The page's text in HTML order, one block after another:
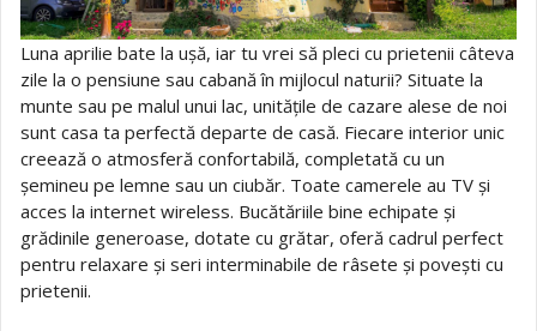
Luna aprilie bate la ușă, iar tu vrei să pleci cu prietenii câteva
zile la o pensiune sau cabană în mijlocul naturii? Situate la
munte sau pe malul unui lac, unitățile de cazare alese de noi
sunt casa ta perfectă departe de casă. Fiecare interior unic
creează o atmosferă confortabilă, completată cu un
șemineu pe lemne sau un ciubăr. Toate camerele au TV și
acces la internet wireless. Bucătăriile bine echipate și
grădinile generoase, dotate cu grătar, oferă cadrul perfect
pentru relaxare și seri interminabile de râsete și povești cu
prietenii.